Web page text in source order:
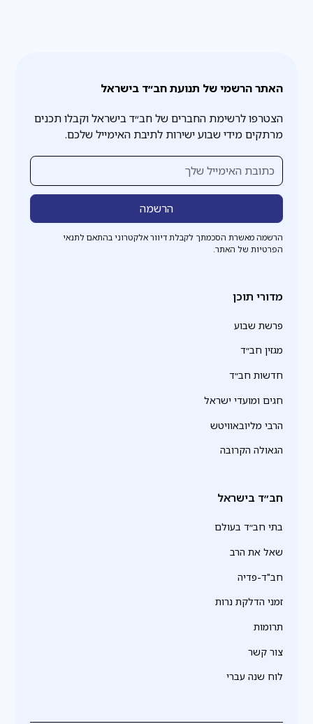
האתר הרשמי של תנועת חב״ד בישראל
הצטרפו לרשימת החברים של חב״ד בישראל וקבלו תכנים
מרתקים מידי שבוע ישירות לתיבת האימייל שלכם.
הרשמה מאשרת הסכמתך לקבלת דיוור אלקטרוני בהתאם לתנאי
הפרטיות של האתר.
מדורי תוכן
פרשת שבוע
מגזין חב״ד
חדשות חב״ד
חגים ומועדי ישראל
הרבי מליובאוויטש
הגאולה הקרובה
חב״ד בישראל
בתי חב״ד בעולם
שאל את הרב
חב"ד-פדיה
זמני הדלקת נרות
תרומות
צור קשר
לוח שנה עברי